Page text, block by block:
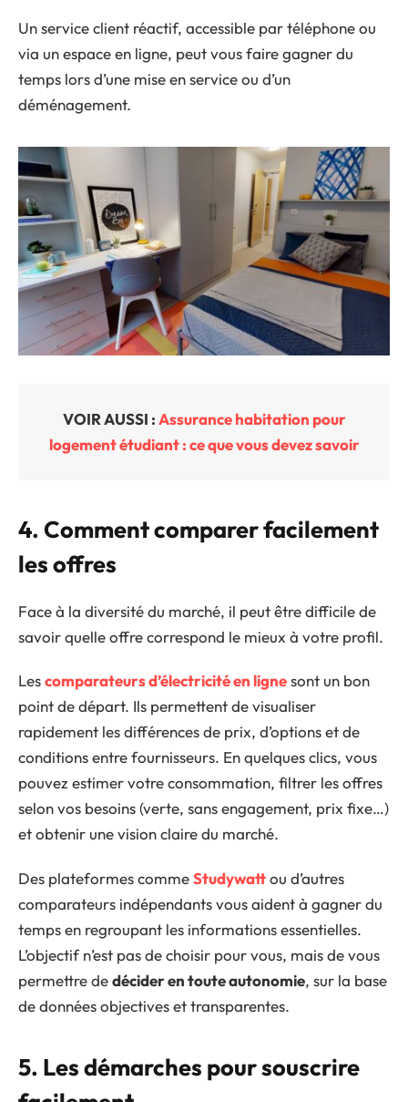
Un service client réactif, accessible par téléphone ou
via un espace en ligne, peut vous faire gagner du
temps lors d’une mise en service ou d’un
déménagement.
VOIR AUSSI :Assurance habitation pour
logement étudiant : ce que vous devez savoir
4. Comment comparer facilement
les offres
Face à la diversité du marché, il peut être difficile de
savoir quelle offre correspond le mieux à votre profil.
Lescomparateurs d’électricité en lignesont un bon
point de départ. Ils permettent de visualiser
rapidement les différences de prix, d’options et de
conditions entre fournisseurs. En quelques clics, vous
pouvez estimer votre consommation, filtrer les offres
selon vos besoins (verte, sans engagement, prix fixe…)
et obtenir une vision claire du marché.
Des plateformes commeStudywattou d’autres
comparateurs indépendants vous aident à gagner du
temps en regroupant les informations essentielles.
L’objectif n’est pas de choisir pour vous, mais de vous
permettre dedécider en toute autonomie, sur la base
de données objectives et transparentes.
5. Les démarches pour souscrire